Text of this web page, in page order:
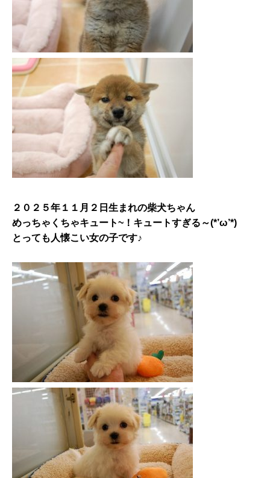
２０２５年１１月２日生まれの柴犬ちゃん
めっちゃくちゃキュート~！キュートすぎる～(*’ω’*)
とっても人懐こい女の子です♪